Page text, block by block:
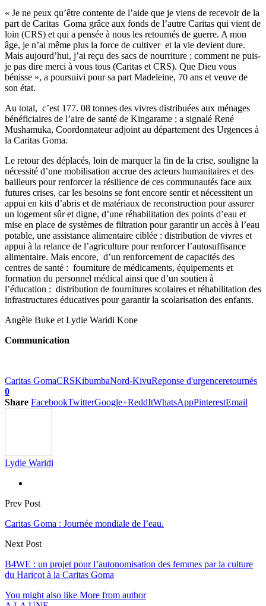
« Je ne peux qu’être contente de l’aide que je viens de recevoir de la
part de Caritas Goma grâce aux fonds de l’autre Caritas qui vient de
loin (CRS) et qui a pensée à nous les retournés de guerre. A mon
âge, je n’ai même plus la force de cultiver et la vie devient dure.
Mais aujourd’hui, j’ai reçu des sacs de nourriture ; comment ne puis-
je pas dire merci à vous tous (Caritas et CRS). Que Dieu vous
bénisse », a poursuivi pour sa part Madeleine, 70 ans et veuve de
son état.
Au total, c’est 177. 08 tonnes des vivres distribuées aux ménages
bénéficiaires de l’aire de santé de Kingarame ; a signalé René
Mushamuka, Coordonnateur adjoint au département des Urgences à
la Caritas Goma.
Le retour des déplacés, loin de marquer la fin de la crise, souligne la
nécessité d’une mobilisation accrue des acteurs humanitaires et des
bailleurs pour renforcer la résilience de ces communautés face aux
futures crises, car les besoins se font encore sentir et nécessitent un
appui en kits d’abris et de matériaux de reconstruction pour assurer
un logement sûr et digne, d’une réhabilitation des points d’eau et
mise en place de systèmes de filtration pour garantir un accès à l’eau
potable, une assistance alimentaire ciblée : distribution de vivres et
appui à la relance de l’agriculture pour renforcer l’autosuffisance
alimentaire. Mais encore, d’un renforcement de capacités des
centres de santé : fourniture de médicaments, équipements et
formation du personnel médical ainsi que d’un soutien à
l’éducation : distribution de fournitures scolaires et réhabilitation des
infrastructures éducatives pour garantir la scolarisation des enfants.
Angèle Buke et Lydie Waridi Kone
Communication
Caritas GomaCRSKibumbaNord-KivuReponse d'urgenceretournés
0
Share FacebookTwitterGoogle+ReddItWhatsAppPinterestEmail
Lydie Waridi
Prev Post
Caritas Goma : Journée mondiale de l’eau.
Next Post
B4WE : un projet pour l’autonomisation des femmes par la culture
du Haricot à la Caritas Goma
You might also like More from author